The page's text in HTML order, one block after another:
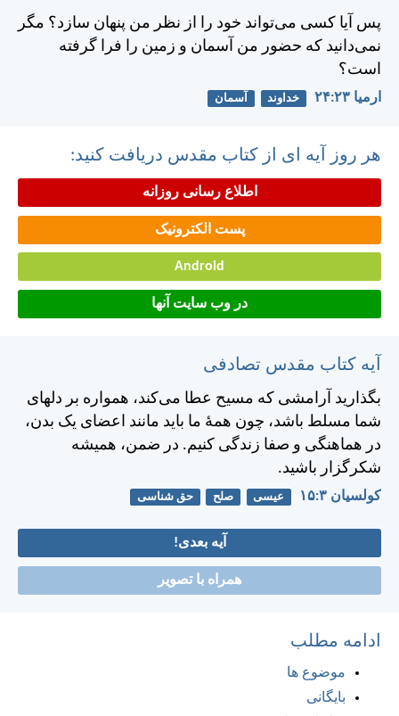
پس آيا كسی می‌تواند خود را از نظر من پنهان سازد؟ مگر
نمی‌دانيد كه حضور من آسمان و زمين را فرا گرفته
است؟
ارميا ۲۳:‏۲۴ خداوند آسمان
هر روز آیه ای از کتاب مقدس دریافت کنید:
اطلاع رسانی روزانه
پست الکترونیک
Android
در وب سایت آنها
آیه کتاب مقدس تصادفی
بگذاريد آرامشی كه مسيح عطا می‌كند، همواره بر دلهای
شما مسلط باشد، چون همهٔ ما بايد مانند اعضای يک بدن،
در هماهنگی و صفا زندگی كنيم. در ضمن، هميشه
شكرگزار باشيد.
کولسیان ۳:‏۱۵ عیسی صلح حق شناسی
آیه بعدی!
همراه با تصویر
ادامه مطلب
موضوع ها
بایگانی